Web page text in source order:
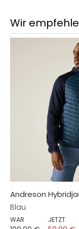
Wir
Andreson
Blau
WAR JETZT